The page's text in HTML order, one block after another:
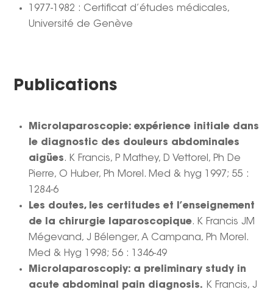
1977-1982 : Certificat d’études médicales,
Université de Genève
Publications
Microlaparoscopie: expérience initiale dans
le diagnostic des douleurs abdominales
aigües. K Francis, P Mathey, D Vettorel, Ph De
Pierre, O Huber, Ph Morel. Med & hyg 1997; 55 :
1284-6
Les doutes, les certitudes et l’enseignement
de la chirurgie laparoscopique. K Francis JM
Mégevand, J Bélenger, A Campana, Ph Morel.
Med & Hyg 1998; 56 : 1346-49
Microlaparoscopiy: a preliminary study in
acute abdominal pain diagnosis. K Francis, J